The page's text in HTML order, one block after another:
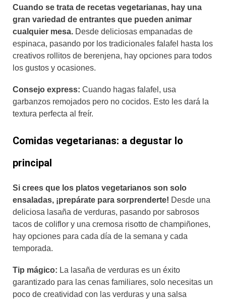
Cuando se trata de recetas vegetarianas, hay una
gran variedad de entrantes que pueden animar
cualquier mesa. Desde deliciosas empanadas de
espinaca, pasando por los tradicionales falafel hasta los
creativos rollitos de berenjena, hay opciones para todos
los gustos y ocasiones.
Consejo express: Cuando hagas falafel, usa
garbanzos remojados pero no cocidos. Esto les dará la
textura perfecta al freír.
Comidas vegetarianas: a degustar lo
principal
Si crees que los platos vegetarianos son solo
ensaladas, ¡prepárate para sorprenderte! Desde una
deliciosa lasaña de verduras, pasando por sabrosos
tacos de coliflor y una cremosa risotto de champiñones,
hay opciones para cada día de la semana y cada
temporada.
Tip mágico: La lasaña de verduras es un éxito
garantizado para las cenas familiares, solo necesitas un
poco de creatividad con las verduras y una salsa